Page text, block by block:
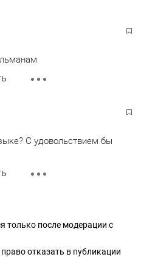
С удовольствием бы
только после модерации с
отказать в публикации